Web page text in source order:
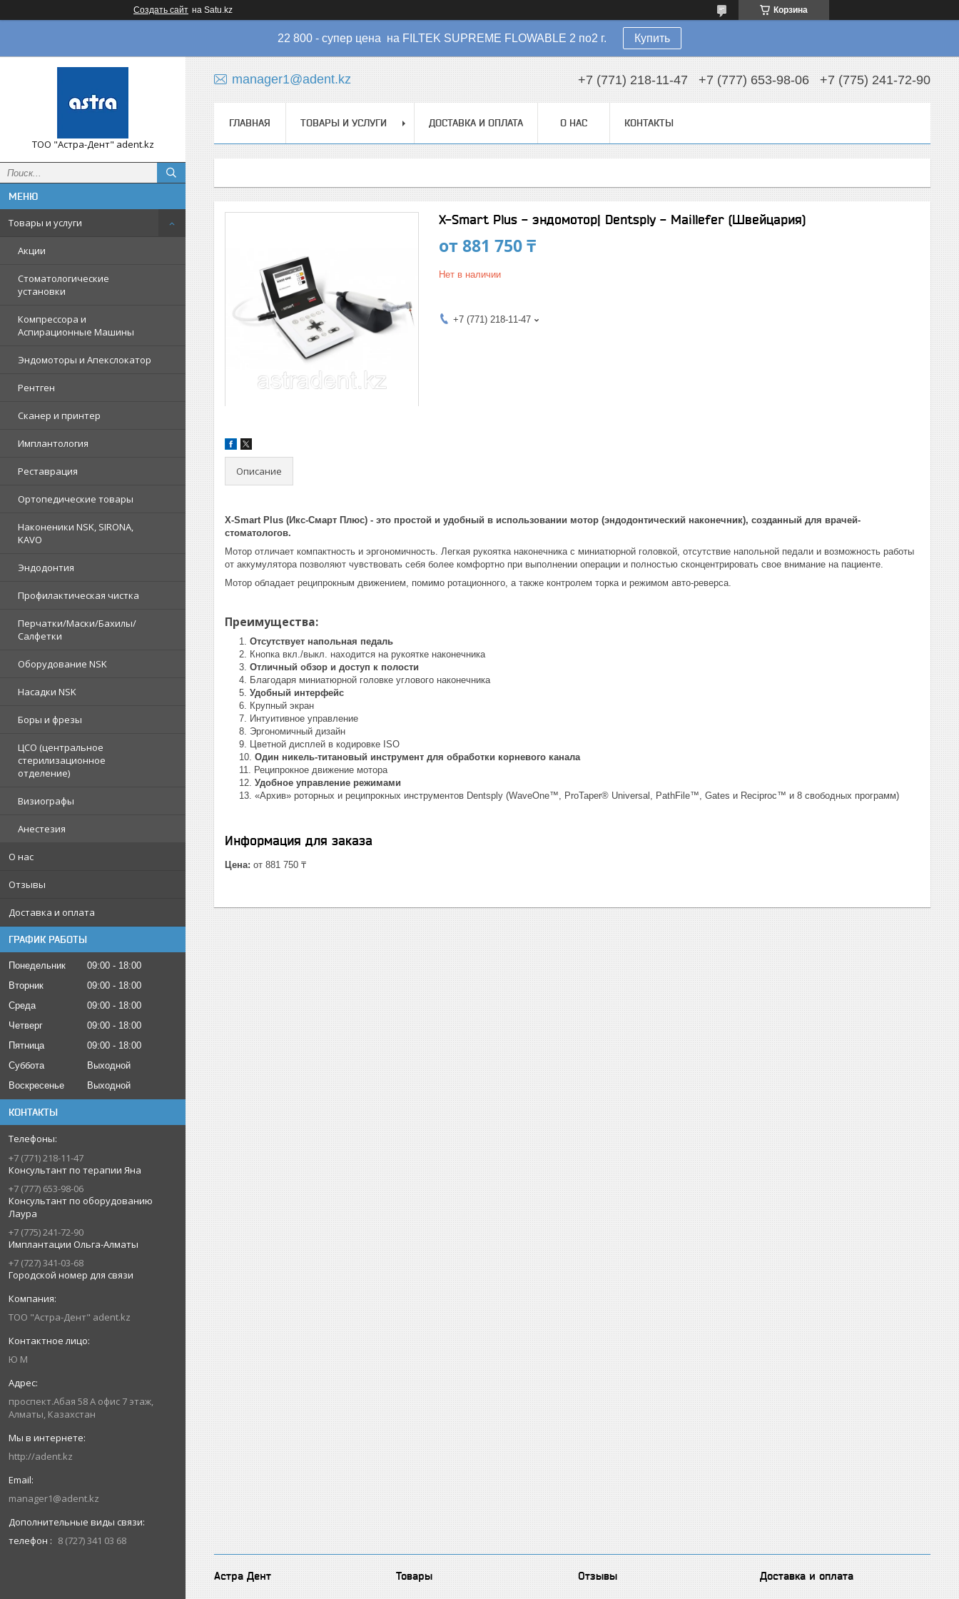
Создать сайт на Satu.kz Корзина
22 800 - супер цена на FILTEK SUPREME FLOWABLE 2 по2 г. Купить
ТОО "Астра-Дент" adent.kz
Товары и услуги
Акции
Стоматологические
установки
Компрессора и
Аспирационные Машины
Эндомоторы и Апекслокатор
Рентген
Сканер и принтер
Имплантология
Реставрация
Ортопедические товары
Наконеники NSK, SIRONA,
KAVO
Эндодонтия
Профилактическая чистка
Перчатки/Маски/Бахилы/
Салфетки
Оборудование NSK
Насадки NSK
Боры и фрезы
ЦСО (центральное
стерилизационное
отделение)
Визиографы
Анестезия
О нас
Отзывы
Доставка и оплата
ГРАФИК РАБОТЫ
Понедельник 09:00
18:00
Вторник
09:00
18:00
Среда
09:00
18:00
Четверг
09:00
18:00
Пятница
09:00
18:00
Суббота
Выходной
Воскресенье
Выходной
КОНТАКТЫ
+7 (771) 218-11-47
Консультант по терапии Яна
+7 (777) 653-98-06
Консультант по оборудованию
Лаура
+7 (775) 241-72-90
Имплантации Ольга-Алматы
+7 (727) 341-03-68
Городской номер для связи
ТОО "Астра-Дент" adent.kz
Ю М
проспект.Абая 58 А офис 7 этаж,
Алматы, Казахстан
http://adent.kz
manager1@adent.kz
телефон 8 (727) 341 03 68
manager1@adent.kz +7 (771) 218-11-47 +7 (777) 653-98-06 +7 (775) 241-72-90
ГЛАВНАЯ ТОВАРЫ И УСЛУГИ ДОСТАВКА И ОПЛАТА О НАС КОНТАКТЫ
X-Smart Plus - эндомотор| Dentsply - Maillefer (Швейцария)
от881 750 ₸
Нет в наличии
+7 (771) 218-11-47
Описание
X-Smart Plus (Икс-Смарт Плюс) - это простой и удобный в использовании мотор (эндодонтический наконечник), созданный для врачей-
стоматологов.
Мотор отличает компактность и эргономичность. Легкая рукоятка наконечника с миниатюрной головкой, отсутствие напольной педали и возможность работы
от аккумулятора позволяют чувствовать себя более комфортно при выполнении операции и полностью сконцентрировать свое внимание на пациенте.
Мотор обладает реципрокным движением, помимо ротационного, а также контролем торка и режимом авто-реверса.
Преимущества:
Отсутствует напольная педаль
Кнопка вкл./выкл. находится на рукоятке наконечника
Отличный обзор и доступ к полости
Благодаря миниатюрной головке углового наконечника
Удобный интерфейс
Крупный экран
Интуитивное управление
Эргономичный дизайн
Цветной дисплей в кодировке ISO
Один никель-титановый инструмент для обработки корневого канала
Реципрокное движение мотора
Удобное управление режимами
«Архив» роторных и реципрокных инструментов Dentsply (WaveOne™, ProTaper® Universal, PathFile™, Gates и Reciproc™ и 8 свободных программ)
Информация для заказа
Цена: от 881 750 ₸
Астра Дент Товары Отзывы Доставка и оплата